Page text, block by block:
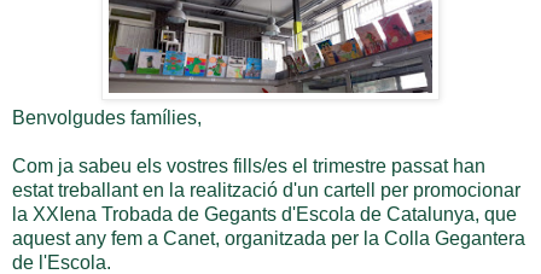
Benvolgudes famílies,
Com ja sabeu els vostres fills/es el trimestre passat han
estat treballant en la realització d'un cartell per promocionar
la XXIena Trobada de Gegants d'Escola de Catalunya, que
aquest any fem a Canet, organitzada per la Colla Gegantera
de l'Escola.